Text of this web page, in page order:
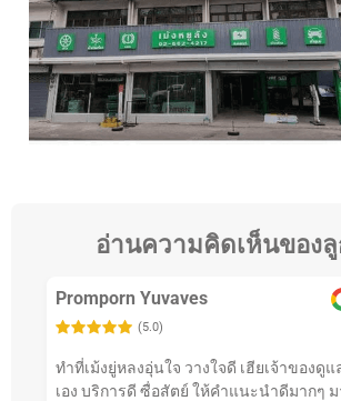
อ่านความคิดเห็นของ
Promporn Yuvaves
(5.0)
ทำที่เม้งยู่หลงอุ่นใจ วางใจดี เฮียเจ้าของดูแ
เอง บริการดี ซื่อสัตย์ ให้คำแนะนำดีมากๆ ม